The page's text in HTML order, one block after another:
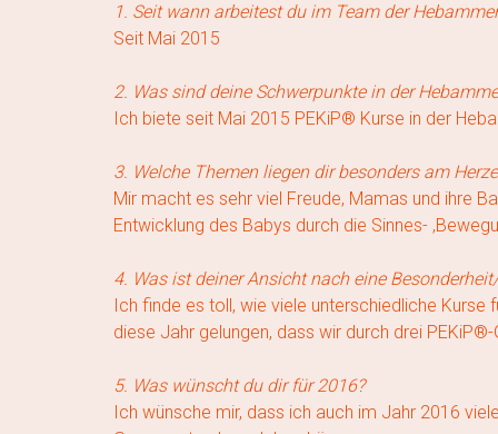
1. Seit wann arbeitest du im Team der
Seit Mai 2015
2. Was sind deine Schwerpunkte in der
Ich biete seit Mai 2015 PEKiP® Kurse in der
3. Welche Themen liegen dir besonders am
Mir macht es sehr viel Freude, Mamas und ihre
Entwicklung des Babys durch die Sinnes-
4. Was ist deiner Ansicht nach eine
Ich finde es toll, wie viele unterschiedliche
diese Jahr gelungen, dass wir durch drei
5. Was wünscht du dir für 2016?
Ich wünsche mir, dass ich auch im Jahr 2016